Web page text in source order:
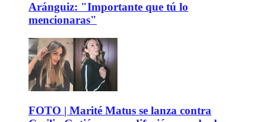
Aránguiz: "Importante que tú lo
mencionaras"
FOTO | Marité Matus se lanza contra